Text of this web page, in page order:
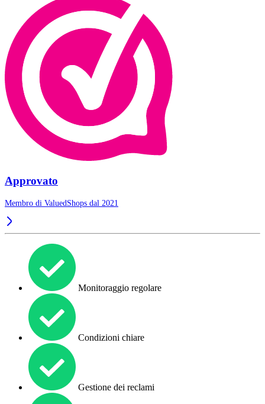
Approvato
Membro di ValuedShops dal 2021
Monitoraggio regolare
Condizioni chiare
Gestione dei reclami